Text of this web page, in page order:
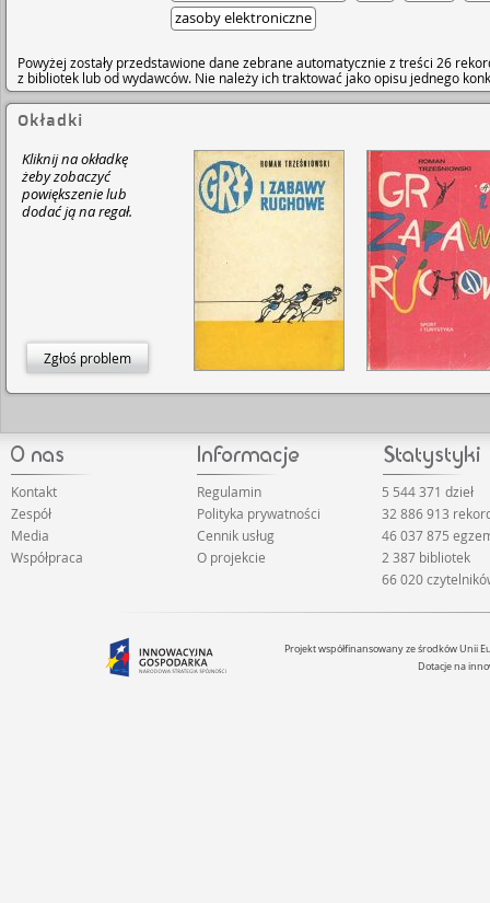
zasoby elektroniczne
Powyżej zostały przedstawione dane zebrane automatycznie z treści 26
z bibliotek lub od wydawców. Nie należy ich traktować jako opisu jednego
Okładki
Kliknij na okładkę
żeby zobaczyć
powiększenie lub
dodać ją na regał.
Zgłoś problem
Kontakt
Zespół
Media
Współpraca
Regulamin
Polityka prywatności
Cennik usług
O projekcie
5 544 371 dzieł
32 886 913
46 037 875
2 387 bibliotek
66 020
Projekt współfinansowany ze środków Unii
Dotacje na